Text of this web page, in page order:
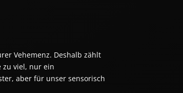
Vehemenz. Deshalb zählt
zu viel, nur ein
aber für unser sensorisch